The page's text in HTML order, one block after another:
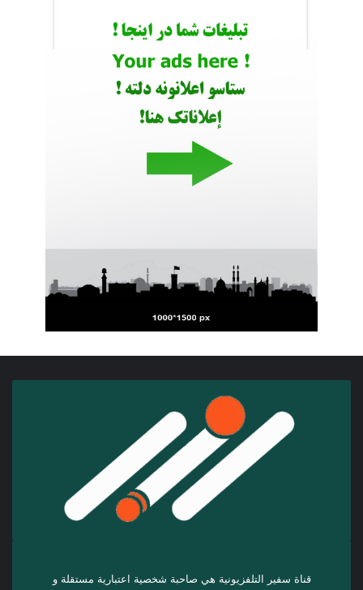
قناة سفير التلفزيونية هي صاحبة شخصية اعتبارية مستقلة و